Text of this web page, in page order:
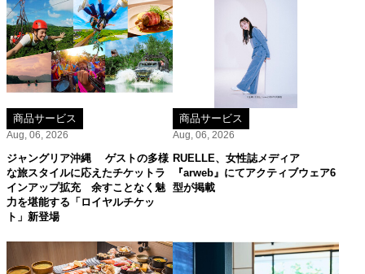
商品サービス
Aug, 06, 2026
ジャングリア沖縄 ゲストの多様
な旅スタイルに応えたチケットラ
インアップ拡充 余すことなく魅
力を堪能する「ロイヤルチケッ
ト」新登場
商品サービス
Aug, 06, 2026
RUELLE、女性誌メディア
『arweb』にてアクティブウェア6
型が掲載